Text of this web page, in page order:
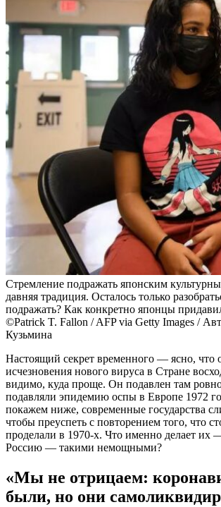
Стремление подражать японским
давняя традиция. Осталось только
подражать? Как конкретно японцы
©Patrick T. Fallon / AFP via Getty Images /
Кузьмина
Настоящий секрет временного — ясно, что
исчезновения нового вируса в Стране
видимо, куда проще. Он подавлен там
подавляли эпидемию оспы в Европе 1972
покажем ниже, современные государства
чтобы преуспеть с повторением того, что
проделали в 1970-х. Что именно делает их
Россию — такими немощными?
«Мы не отрицаем:
были, но они